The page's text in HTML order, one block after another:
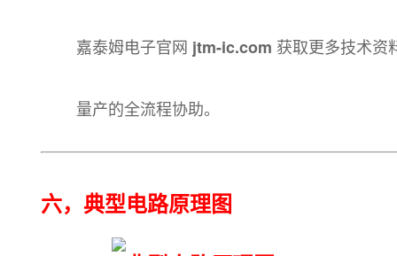
嘉泰姆电子官网 jtm-ic.com 获取更多技术资
量产的全流程协助。
六，典型电路原理图